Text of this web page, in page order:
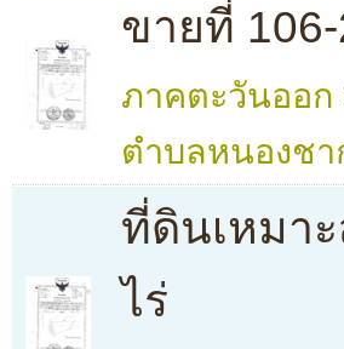
ขายที่ 106-
ภาคตะวันออก
ตำบลหนองชา
ที่ดินเหมาะ
ไร่